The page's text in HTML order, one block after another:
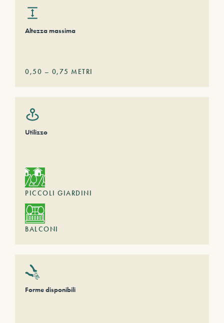
Altezza massima
0,50 – 0,75 METRI
Utilizzo
PICCOLI GIARDINI
BALCONI
Forme disponibili